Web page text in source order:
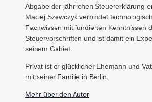
Abgabe der jährlichen Steuererklärung
Maciej Szewczyk verbindet
Fachwissen mit fundierten Kenntnissen
Steuervorschriften und ist damit ein
seinem Gebiet.
Privat ist er glücklicher Ehemann und
mit seiner Familie in Berlin.
Mehr über den Autor